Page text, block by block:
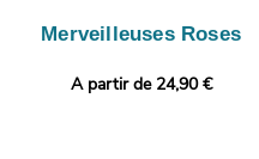
Merveilleuses Roses
A partir de 24,90 €